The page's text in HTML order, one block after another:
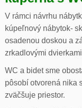
V rámci návrhu
kúpeľnový nábytok-
osadenou doskou a
zrkadlovými
WC a bidet sme
pôsobí otvorená nika
zväčšuje priestor.